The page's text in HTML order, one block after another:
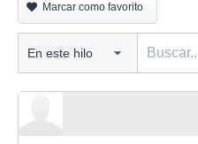
Marcar como favorito